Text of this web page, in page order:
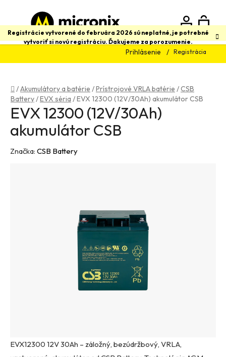
obsah
Registrácie vytvorené do februára 2026 sú neplatné, je potrebné
vytvoriť si novú registráciu. Ďakujeme za porozumenie.
Prihlásenie Registrácia
Hľadať
Domov
/Akumulátory a batérie /Prístrojové VRLA batérie /CSB
Battery/EVX séria /EVX 12300 (12V/30Ah) akumulátor CSB
EVX12300 12V 30Ah – záložný, bezúdržbový, VRLA,
EVX 12300 (12V/30Ah)
akumulátor CSB
Značka: CSB Battery